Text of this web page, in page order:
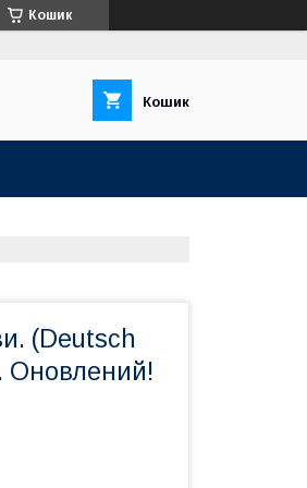
Кошик
Кошик
(Deutsch
Оновлений!